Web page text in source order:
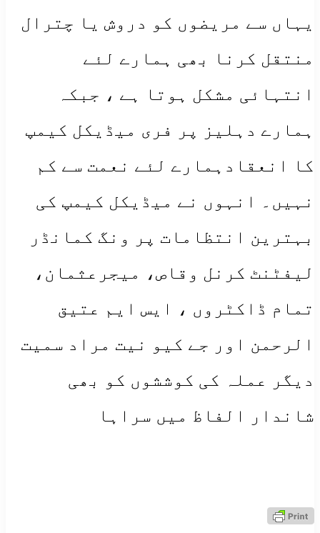
یہاں سے مریضوں کو دروش یا چترال
منتقل کرنا بھی ہمارے لئے
انتہائی مشکل ہوتا ہے ، جبکہ
ہمارے دہلیز پر فری میڈیکل کیمپ
کا انعقادہمارے لئے نعمت سے کم
نہیں۔ انہوں نے میڈیکل کیمپ کی
بہترین انتظامات پر ونگ کمانڈر
لیفٹنٹ کرنل وقاص، میجرعثمان،
تمام ڈاکٹروں ، ایس ایم عتیق
الرحمن اور جے کیو نیت مراد سمیت
دیگر عملہ کی کوششوں کو بھی
شاندار الفاظ میں سراہا